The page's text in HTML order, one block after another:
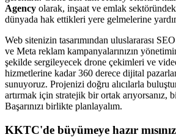
Agency olarak, inşaat ve emlak
dünyada hak ettikleri yere gelmelerine
Web sitenizin tasarımından uluslararası
ve Meta reklam kampanyalarınızın
şekilde sergileyecek drone çekimleri ve
hizmetlerine kadar 360 derece dijital
sunuyoruz. Projenizi doğru alıcılarla
artırmak için stratejik bir ortak arıyorsanız,
Başarınızı birlikte planlayalım.
KKTC'de büyümeye hazır